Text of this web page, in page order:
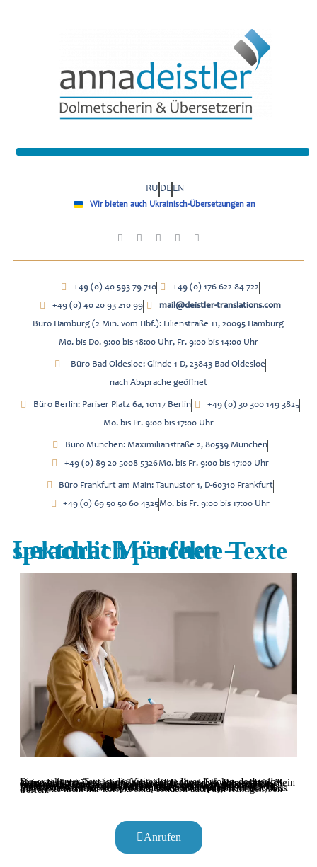
RU DE EN
Wir bieten auch Ukrainisch-Übersetzungen an
+49 (0) 40 593 79 710
+49 (0) 176 622 84 722
+49 (0) 40 20 93 210 99
mail@deistler-translations.com
Büro Hamburg (2 Min. vom Hbf.): Lilienstraße 11, 20095 Hamburg
Mo. bis Do. 9:00 bis 18:00 Uhr, Fr. 9:00 bis 14:00 Uhr
Büro Bad Oldesloe: Glinde 1 D, 23843 Bad Oldesloe
nach Absprache geöffnet
Büro Berlin: Pariser Platz 6a, 10117 Berlin
+49 (0) 30 300 149 3825
Mo. bis Fr. 9:00 bis 17:00 Uhr
Büro München: Maximilianstraße 2, 80539 München
+49 (0) 89 20 5008 5326Mo. bis Fr. 9:00 bis 17:00 Uhr
Büro Frankfurt am Main: Taunustor 1, D-60310 Frankfurt
+49 (0) 69 50 50 60 4325Mo. bis Fr. 9:00 bis 17:00 Uhr
Lektorat München – sprachlich perfekte Texte
Ein exzellenter Text ist die Visitenkarte Ihres Erfolgs, doch selbst kleine Fehler können die Glaubwürdigkeit massiv untergraben. Mein Name ist Anna Deistler und ich helfe Ihnen dabei, Ihre schriftliche Kommunikation auf ein professionelles Niveau zu heben. Mein Lektorat in München umfasst die akribische Korrektur von Orthografie, Grammatik und Interpunktion sowie die stilistische Verfeinerung. Besonders in einer internationalen Metropole wie München, in der viele Fachkräfte und Studierende der LMU oder TUM Deutsch als Zweitsprache nutzen, ist ein prüfender Blick von außen unerlässlich. In der Maximilianstraße 2 sorge ich dafür, dass Ihre Texte nicht nur korrekt sind, sondern auch den richtigen Ton treffen.
Anrufen